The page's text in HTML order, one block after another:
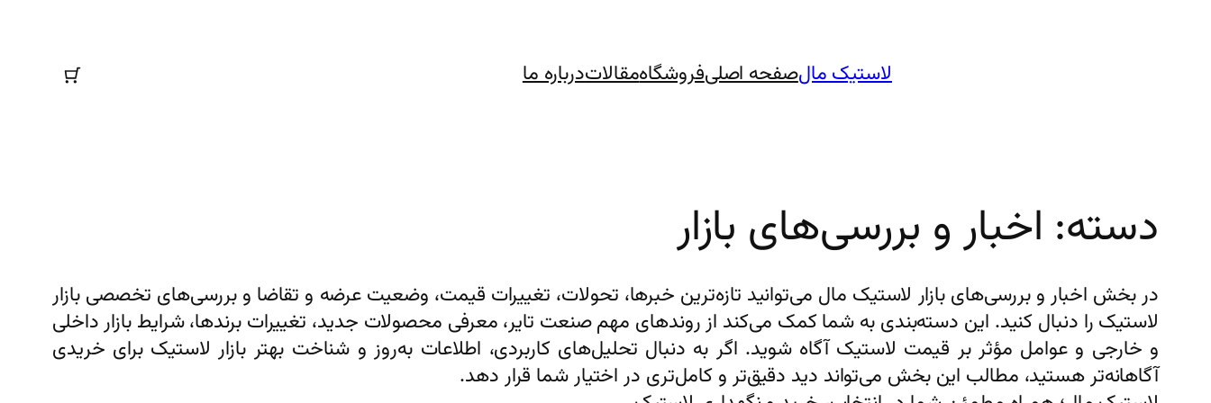
لاستیک مالصفحه اصلیفروشگاهمقالاتدرباره ما
دسته: اخبار و بررسی‌های بازار
در بخش اخبار و بررسی‌های بازار لاستیک مال می‌توانید تازه‌ترین خبرها، تحولات، تغییرات قیمت، وضعیت عرضه و تقاضا و بررسی‌های تخصصی بازار
لاستیک را دنبال کنید. این دسته‌بندی به شما کمک می‌کند از روندهای مهم صنعت تایر، معرفی محصولات جدید، تغییرات برندها، شرایط بازار داخلی
و خارجی و عوامل مؤثر بر قیمت لاستیک آگاه شوید. اگر به دنبال تحلیل‌های کاربردی، اطلاعات به‌روز و شناخت بهتر بازار لاستیک برای خریدی
آگاهانه‌تر هستید، مطالب این بخش می‌تواند دید دقیق‌تر و کامل‌تری در اختیار شما قرار دهد.